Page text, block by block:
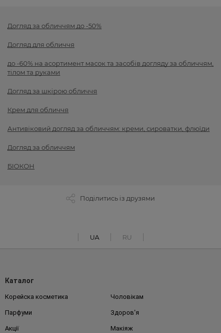
Догляд за обличчям до -50%
Догляд для обличчя
до -60% на асортимент масок та засобів догляду за обличчям,
тілом та руками
Догляд за шкірою обличчя
Крем для обличчя
Антивіковий догляд за обличчям: креми, сироватки, флюїди
Догляд за обличчям
БІОКОН
Поділитись із друзями
UA RU
Каталог
Корейска косметика Чоловікам
Парфуми Здоров'я
Акції Макіяж